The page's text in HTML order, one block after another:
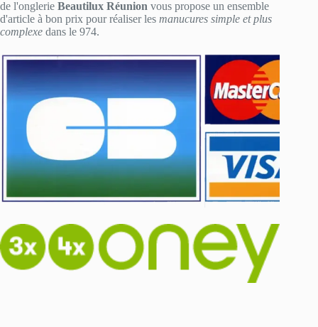
de l'onglerie Beautilux Réunion vous propose un ensemble
d'article à bon prix pour réaliser les manucures simple et plus
complexe dans le 974.